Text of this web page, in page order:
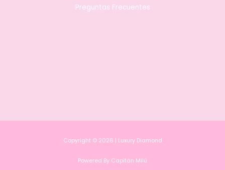
Preguntas Frecuentes
Copyright © 2026 | Luxury Diamond
Powered By Capitán Milú